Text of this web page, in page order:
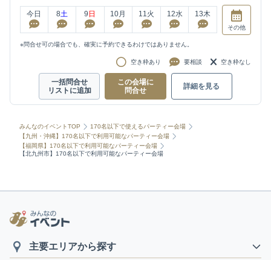
今日 8土 9 日 10月 11火 12水 13木
その他
※問合せ可の場合でも、確実に予約できるわけではありません。
空き枠あり 要相談 空き枠なし
一括問合せ
リストに追加
この会場に
問合せ
詳細を見る
みんなのイベントTOP
170名以下で使えるパーティー会場
【九州・沖縄】170名以下で利用可能なパーティー会場
【福岡県】170名以下で利用可能なパーティー会場
【北九州市】170名以下で利用可能なパーティー会場
主要エリアから探す